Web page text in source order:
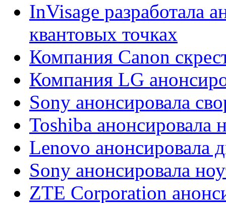
InVisage разработала
квантовых точках
Компания Canon
Компания LG
Sony анонсировала
Toshiba анонсировала
Lenovo анонсировала
Sony анонсировала
ZTE Corporation